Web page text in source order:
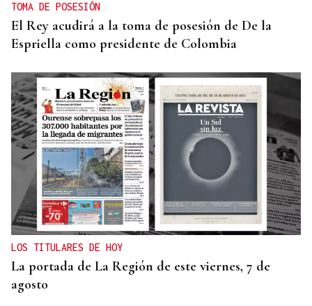
TOMA DE POSESIÓN
El Rey acudirá a la toma de posesión de De la
Espriella como presidente de Colombia
LOS TITULARES DE HOY
La portada de La Región de este viernes, 7 de
agosto